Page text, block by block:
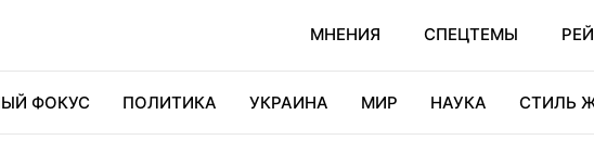
МНЕНИЯ СПЕЦТЕМЫ
ФОКУС ПОЛИТИКА УКРАИНА МИР НАУКА СТИЛЬ